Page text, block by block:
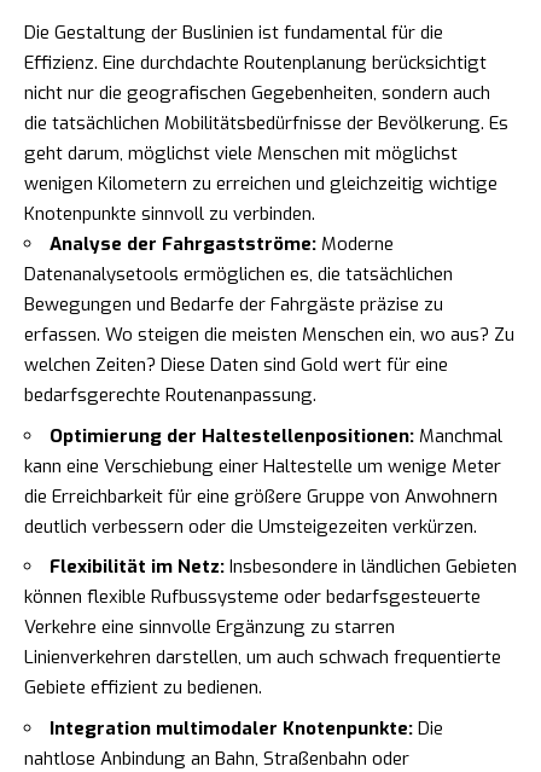
Die Gestaltung der Buslinien ist fundamental für die
Effizienz. Eine durchdachte Routenplanung berücksichtigt
nicht nur die geografischen Gegebenheiten, sondern auch
die tatsächlichen Mobilitätsbedürfnisse der Bevölkerung. Es
geht darum, möglichst viele Menschen mit möglichst
wenigen Kilometern zu erreichen und gleichzeitig wichtige
Knotenpunkte sinnvoll zu verbinden.
Analyse der Fahrgastströme: Moderne
Datenanalysetools ermöglichen es, die tatsächlichen
Bewegungen und Bedarfe der Fahrgäste präzise zu
erfassen. Wo steigen die meisten Menschen ein, wo aus? Zu
welchen Zeiten? Diese Daten sind Gold wert für eine
bedarfsgerechte Routenanpassung.
Optimierung der Haltestellenpositionen: Manchmal
kann eine Verschiebung einer Haltestelle um wenige Meter
die Erreichbarkeit für eine größere Gruppe von Anwohnern
deutlich verbessern oder die Umsteigezeiten verkürzen.
Flexibilität im Netz: Insbesondere in ländlichen Gebieten
können flexible Rufbussysteme oder bedarfsgesteuerte
Verkehre eine sinnvolle Ergänzung zu starren
Linienverkehren darstellen, um auch schwach frequentierte
Gebiete effizient zu bedienen.
Integration multimodaler Knotenpunkte: Die
nahtlose Anbindung an Bahn, Straßenbahn oder